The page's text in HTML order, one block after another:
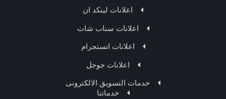
اعلانات لينكد ان
اعلانات سناب شات
اعلانات انستجرام
اعلانات جوجل
خدمات التسويق الالكترونى
خدماتنا